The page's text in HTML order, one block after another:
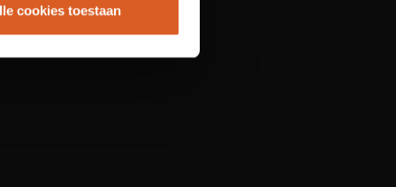
cookies toestaan